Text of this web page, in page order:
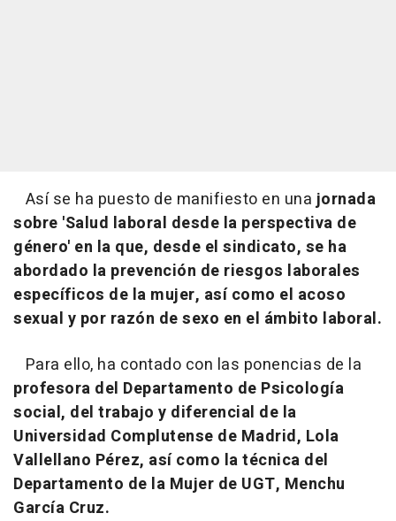
Así se ha puesto de manifiesto en unajornada
sobre 'Salud laboral desde la perspectiva de
género' en la que, desde el sindicato, se ha
abordado la prevención de riesgos laborales
específicos de la mujer, así como el acoso
sexual y por razón de sexo en el ámbito laboral.
Para ello, ha contado con las ponencias de la
profesora del Departamento de Psicología
social, del trabajo y diferencial de la
Universidad Complutense de Madrid, Lola
Vallellano Pérez, así como la técnica del
Departamento de la Mujer de UGT, Menchu
García Cruz.